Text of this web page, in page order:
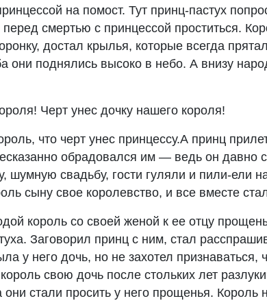
на помост. Тут принц-пастух
смертью с принцессой проститься.
достал крылья, которые всегда
они поднялись высоко в небо. А внизу
Черт унес дочку нашего короля!
что черт унес принцессу.А принц
обрадовался им — ведь он давно
шумную свадьбу, гости гуляли и пили-ели
сыну свое королевство, и все вместе
король со своей женой к ее отцу
Заговорил принц с ним, стал
у него дочь, но не захотел признаваться,
свою дочь после стольких лет
они стали просить у него прощенья. Король